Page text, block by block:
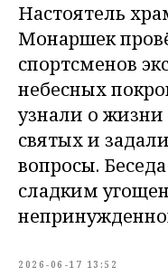
Настоятель
Монаршек
спортсменов
небесных
узнали о жизни
святых и
вопросы.
сладким
2026-06-17 13:52